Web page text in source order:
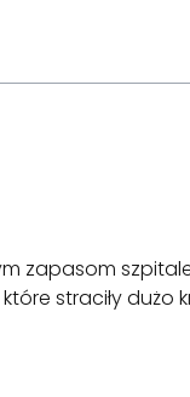
zapasom
straciły dużo